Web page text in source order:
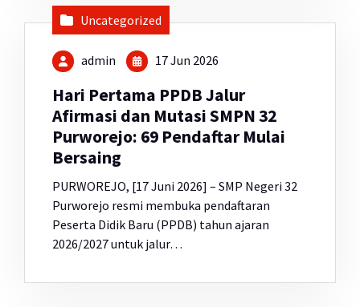
Uncategorized
admin 17 Jun 2026
Hari Pertama PPDB Jalur
Afirmasi dan Mutasi SMPN 32
Purworejo: 69 Pendaftar Mulai
Bersaing
PURWOREJO, [17 Juni 2026] – SMP Negeri 32
Purworejo resmi membuka pendaftaran
Peserta Didik Baru (PPDB) tahun ajaran
2026/2027 untuk jalur…